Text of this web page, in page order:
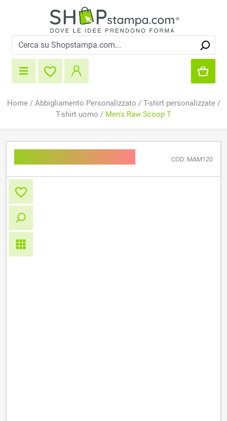
Home/ Abbigliamento Personalizzato / T-shirt personalizzate/
T-shirt uomo / Men's Raw Scoop T
COD. MAM120